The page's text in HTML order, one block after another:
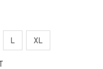
L XL